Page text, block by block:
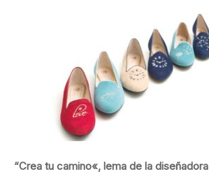
“Crea tu camino«, lema de la diseñadora